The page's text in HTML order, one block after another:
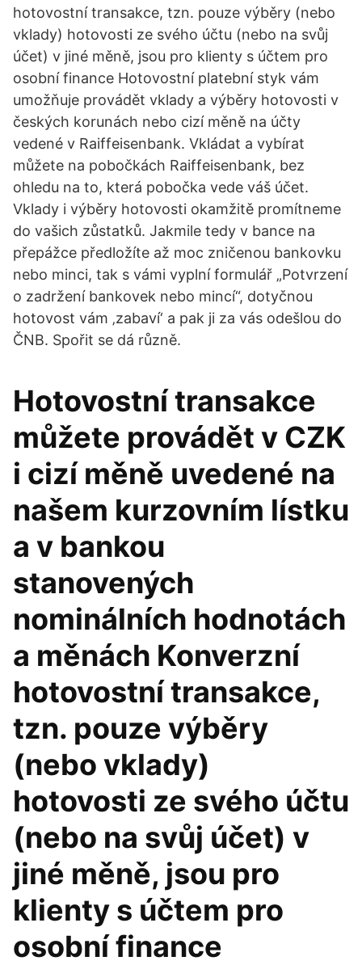
hotovostní transakce, tzn. pouze výběry (nebo
vklady) hotovosti ze svého účtu (nebo na svůj
účet) v jiné měně, jsou pro klienty s účtem pro
osobní finance Hotovostní platební styk vám
umožňuje provádět vklady a výběry hotovosti v
českých korunách nebo cizí měně na účty
vedené v Raiffeisenbank. Vkládat a vybírat
můžete na pobočkách Raiffeisenbank, bez
ohledu na to, která pobočka vede váš účet.
Vklady i výběry hotovosti okamžitě promítneme
do vašich zůstatků. Jakmile tedy v bance na
přepážce předložíte až moc zničenou bankovku
nebo minci, tak s vámi vyplní formulář „Potvrzení
o zadržení bankovek nebo mincí“, dotyčnou
hotovost vám ‚zabaví‘ a pak ji za vás odešlou do
ČNB. Spořit se dá různě.
Hotovostní transakce
můžete provádět v CZK
i cizí měně uvedené na
našem kurzovním lístku
a v bankou
stanovených
nominálních hodnotách
a měnách Konverzní
hotovostní transakce,
tzn. pouze výběry
(nebo vklady)
hotovosti ze svého účtu
(nebo na svůj účet) v
jiné měně, jsou pro
klienty s účtem pro
osobní finance